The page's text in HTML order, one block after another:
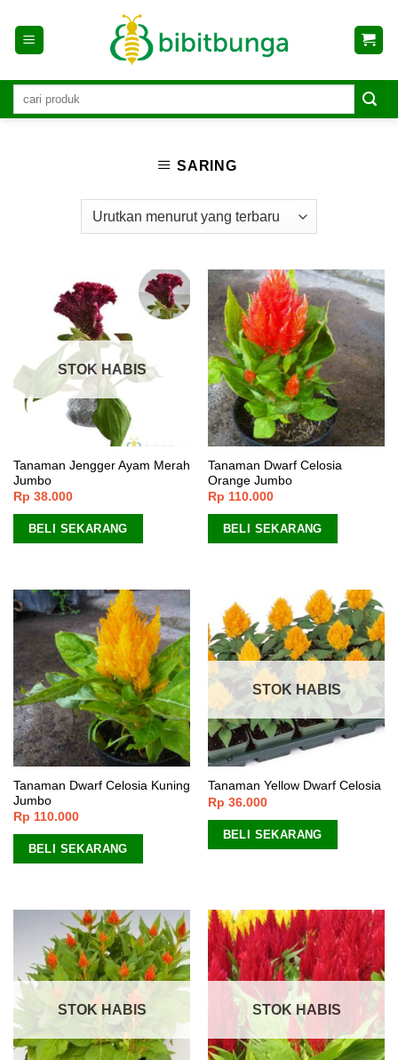
content
SARING
STOK HABIS
Tanaman Jengger Ayam Merah
Jumbo
Rp 38.000
BELI SEKARANG
Tanaman Dwarf Celosia
Orange Jumbo
Rp 110.000
BELI SEKARANG
Tanaman Dwarf Celosia Kuning
Jumbo
Rp 110.000
BELI SEKARANG
STOK HABIS
Tanaman Yellow Dwarf Celosia
Rp 36.000
BELI SEKARANG
STOK HABIS STOK HABIS